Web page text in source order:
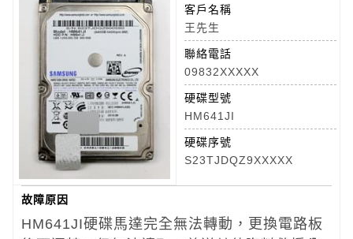
客戶名稱
王先生
聯絡電話
09832XXXXX
硬碟型號
HM641JI
硬碟序號
S23TJDQZ9XXXXX
故障原因
HM641JI硬碟馬達完全無法轉動，更換電路板